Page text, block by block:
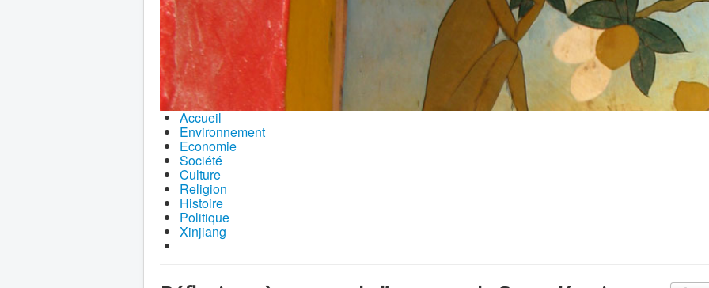
Accueil
Environnement
Economie
Société
Culture
Religion
Histoire
Politique
Xinjiang